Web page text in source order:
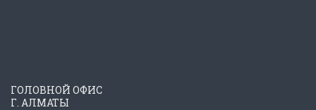
ГОЛОВНОЙ ОФИС
Г. АЛМАТЫ